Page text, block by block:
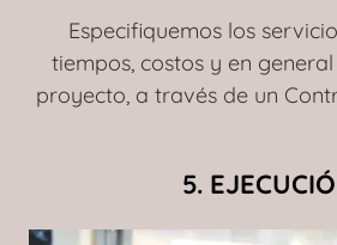
Especifiquemos los
tiempos, costos y en
proyecto, a través de un
5.